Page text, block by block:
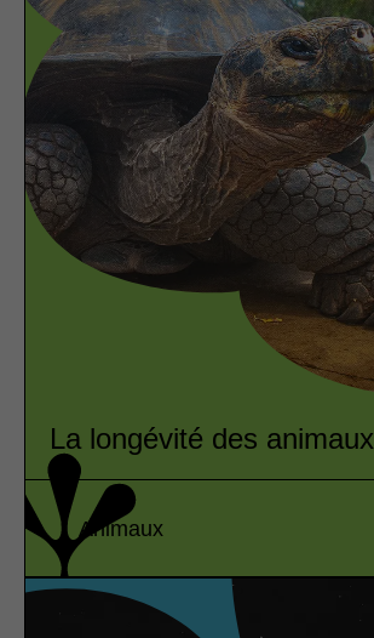
La longévité des animaux
Animaux